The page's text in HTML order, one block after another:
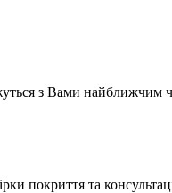
з Вами найближчим
покриття та